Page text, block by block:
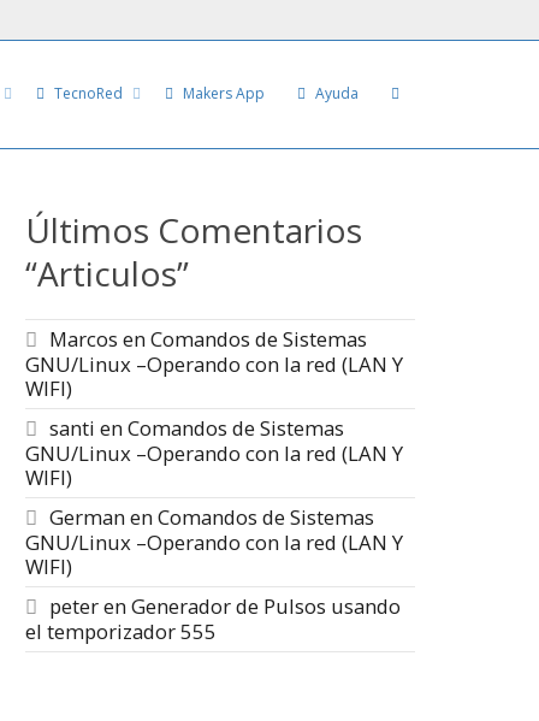
TecnoRed Makers App Ayuda
Últimos Comentarios
“Articulos”
Marcos enComandos de Sistemas
GNU/Linux –Operando con la red (LAN Y
WIFI)
santi enComandos de Sistemas
GNU/Linux –Operando con la red (LAN Y
WIFI)
GermanenComandos de Sistemas
GNU/Linux –Operando con la red (LAN Y
WIFI)
peterenGenerador de Pulsos usando
el temporizador 555